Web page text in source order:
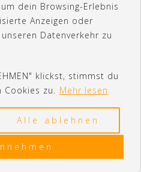
dein Browsing-Erlebnis
Anzeigen oder
Datenverkehr zu
klickst, stimmst du
Cookies zu. Mehr lesen
Alle ablehnen
• SHOPoder zur
für ein